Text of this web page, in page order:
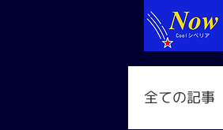
全ての記事